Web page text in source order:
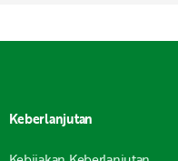
Keberlanjutan